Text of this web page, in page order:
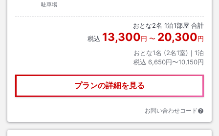
駐車場
おとな2名 1泊1部屋 合計
税込 13,300円 〜 20,300円
おとな1名 (2名1室)｜ 1泊
税込 6,650円〜10,150円
プランの詳細を見る
お問い合わせコード